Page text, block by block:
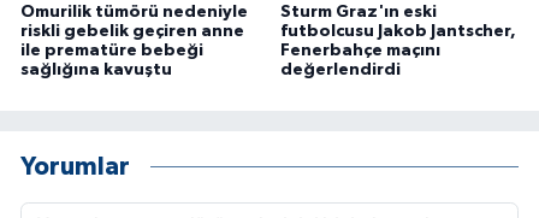
Omurilik tümörü nedeniyle
riskli gebelik geçiren anne
ile prematüre bebeği
sağlığına kavuştu
Sturm Graz'ın eski
futbolcusu Jakob Jantscher,
Fenerbahçe maçını
değerlendirdi
Yorumlar